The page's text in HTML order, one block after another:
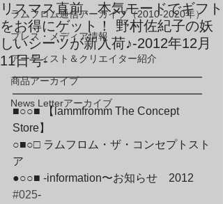
ラムフロム通信アーカイブ（2010-2020年）
プレス・メディア情報
アーティスト＆クリエイター紹介
商品アーカイブ
News Letterアーカイブ
リスマス直前、本気モードでギフト
をお得にゲット！ 野村佐紀子の妖
しいシーツが新入荷♪-2012年12月
11日号-
━━━━━━━━━━━━━━━━━
━━━━━━━━━━━━━━━━━
■○○■ 【lammfromm The Concept
Store】
○■○□ ラムフロム・ザ・コンセプトスト
ア
●○○■ -information〜お知らせ　2012
#025-